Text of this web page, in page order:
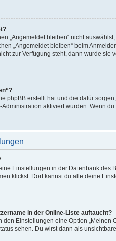
„Angemeldet bleiben“ nicht
„Angemeldet bleiben“ beim
zur Verfügung steht, dann wurde
phpBB erstellt hat und die dafür
Administration aktiviert wurden. Wenn
Einstellungen in der Datenbank des
klickst. Dort kannst du alle deine
in der Online-Liste auftaucht?
Einstellungen eine Option
sehen. Du wirst dann als